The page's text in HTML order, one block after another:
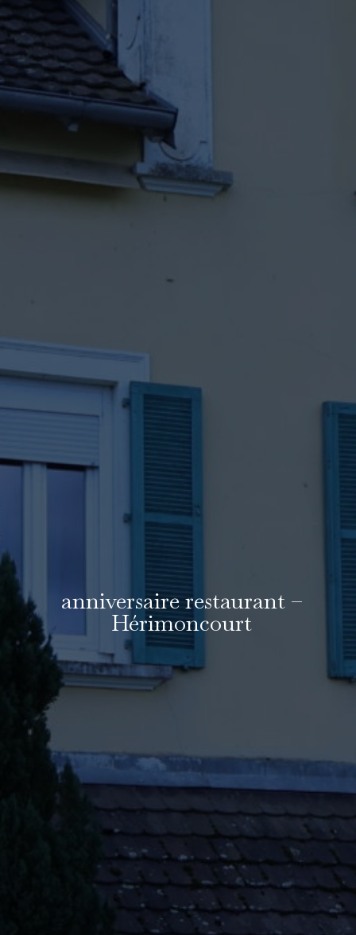
anniversaire restaurant –
Hérimoncourt